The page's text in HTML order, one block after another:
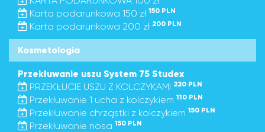
Karta podarunkowa 150 zł 150 PLN
Karta podarunkowa 200 zł 200 PLN
Kosmetologia
Przekłuwanie uszu System 75 Studex
PRZEKŁUCIE USZU Z KOLCZYKAMI 220 PLN
Przekłuwanie 1 ucha z kolczykiem 110 PLN
Przekłuwanie chrząstki z kolczykiem 150 PLN
Przekłuwanie nosa 150 PLN